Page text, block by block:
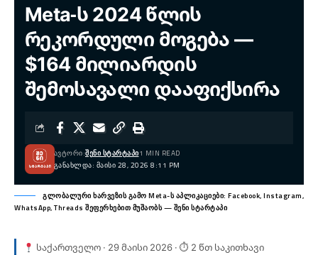
Meta-ს 2024 წლის
რეკორდული მოგება —
$164 მილიარდის
შემოსავალი დააფიქსირა
ᲒᲐᲜᲐᲮᲚᲓᲐ: ᲛᲐᲘᲡᲘ 28, 2026 8:11 PM
ᲐᲕᲢᲝᲠᲘ:ᲨᲔᲜᲘ ᲡᲢᲐᲠᲢᲐᲞᲘ1 MIN READ
გლობალური ხარვეზის გამო Meta-ს აპლიკაციები: Facebook, Instagram,
WhatsApp, Threads შეფერხებით მუშაობს — შენი სტარტაპი
საქართველო · 29 მაისი 2026 · ⏱ 2 წთ საკითხავი